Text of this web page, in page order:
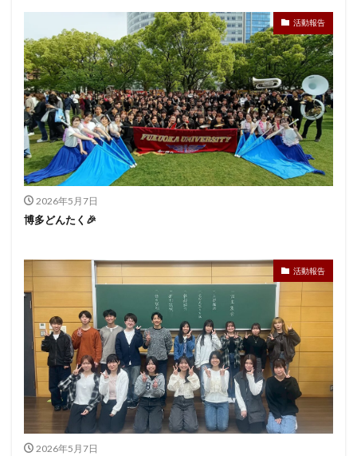
活動報告
2026年5月7日
博多どんたく🎉
活動報告
2026年5月7日